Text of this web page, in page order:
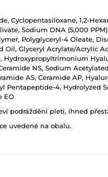
Cyclopentasiloxane, 1,2-
Sodium DNA (5,000
Polyglyceryl-4 Oleate,
Glyceryl Acrylate/Acrylic
NS, Sodium
AS, Ceramide AP,
Pentapeptide-4, Hydrolyzed
EO
podráždění pleti, ihned
uvedené na obalu.